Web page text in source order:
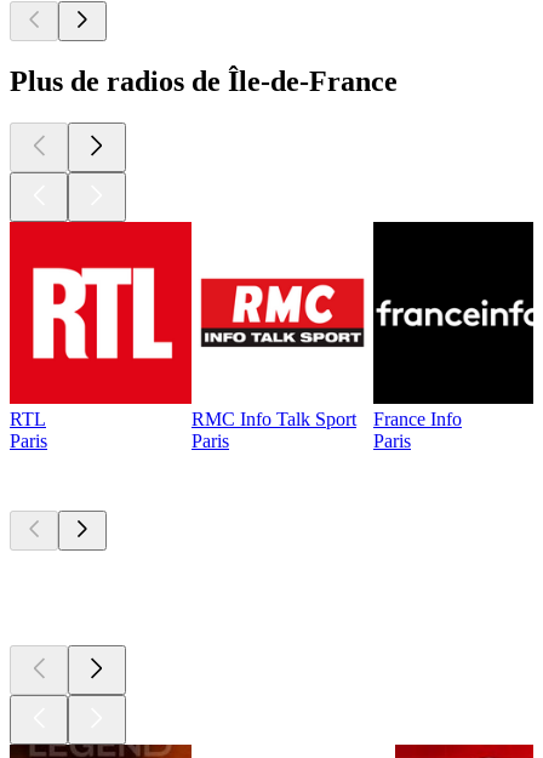
Plus de radios de Île-de-France
RTL
Paris
RMC Info Talk Sport
Paris
France Info
Paris